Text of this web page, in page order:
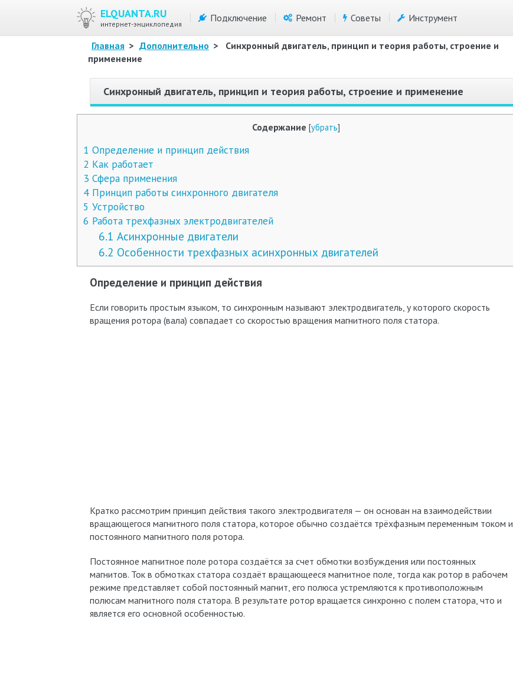
ELQUANTA.RU
интернет-энциклопедия
Подключение Ремонт Советы Инструмент
Главная > Дополнительно >
Синхронный двигатель, принцип и теория работы, строение и
применение
Синхронный двигатель, принцип и теория работы, строение и применение
Содержание [убрать]
1 Определение и принцип действия
2 Как работает
3 Сфера применения
4 Принцип работы синхронного двигателя
5 Устройство
6 Работа трехфазных электродвигателей
6.1 Асинхронные двигатели
6.2 Особенности трехфазных асинхронных двигателей
Определение и принцип действия
Если говорить простым языком, то синхронным называют электродвигатель, у которого скорость
вращения ротора (вала) совпадает со скоростью вращения магнитного поля статора.
Кратко рассмотрим принцип действия такого электродвигателя — он основан на взаимодействии
вращающегося магнитного поля статора, которое обычно создаётся трёхфазным переменным током и
постоянного магнитного поля ротора.
Постоянное магнитное поле ротора создаётся за счет обмотки возбуждения или постоянных
магнитов. Ток в обмотках статора создаёт вращающееся магнитное поле, тогда как ротор в рабочем
режиме представляет собой постоянный магнит, его полюса устремляются к противоположным
полюсам магнитного поля статора. В результате ротор вращается синхронно с полем статора, что и
является его основной особенностью.